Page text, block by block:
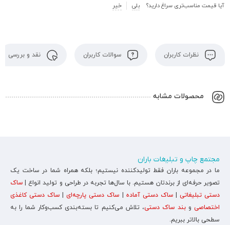
آیا قیمت مناسب‌تری سراغ دارید؟ بلی خیر
نظرات کاربران سوالات کاربران نقد و بررسی
محصولات مشابه
مجتمع چاپ و تبلیغات باران
ما در مجموعه باران فقط تولیدکننده نیستیم؛ بلکه همراه شما در ساخت یک
تصویر حرفه‌ای از برندتان هستیم. با سال‌ها تجربه در طراحی و تولید انواع | ساک
دستی تبلیغاتی |ساک دستی آماده ساک دستی پارچه‌ای| ساک دستی کاغذی
اختصاصی وبند ساک دستی، تلاش می‌کنیم تا بسته‌بندی کسب‌وکار شما را به
سطحی بالاتر ببریم.